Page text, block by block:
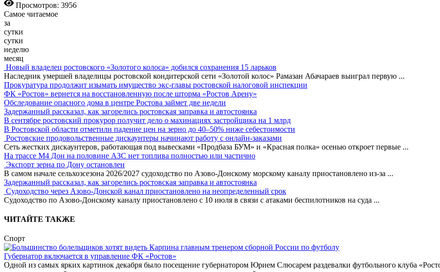
Просмотров: 3956
Самое читаемое
за
сутки
сутки
неделю
месяц
Новый владелец ростовского «Золотого колоса» добился сохранения 15 ларьков
Наследник умершей владелицы ростовской кондитерской сети «Золотой колос» Рамазан Абачараев выиграл первую ...
Прокуратура продолжит изымать имущество экс-главы ростовской налоговой инспекции
ФК «Ростов» вернется на восстановленную после шторма «Ростов Арену»
Обследование опасного дома в центре Ростова займет две недели
Задержанный рассказал, как загорелись ростовская заправка и автостоянка
В сентябре ростовский прокурор получит дело о махинациях застройщика на 1 млрд
В Ростовской области отметили падение цен на зерно до 40–50% ниже себестоимости
Ростовские продовольственные дискаунтеры начинают работу с онлайн-заказами
Сеть жестких дискаунтеров, работающая под вывесками «Продбаза БУМ» и «Красная полка» осенью откроет первые ...
На трассе М4 Дон на половине АЗС нет топлива полностью или частично
Экспорт зерна по Дону остановлен
В самом начале сельхозсезона 2026/2027 судоходство по Азово-Донскому морскому каналу приостановлено из-за ...
Задержанный рассказал, как загорелись ростовская заправка и автостоянка
Судоходство через Азово-Донской канал приостановлено на неопределенный срок
Судоходство по Азово-Донскому каналу приостановлено с 10 июля в связи с атаками беспилотников на суда ...
ЧИТАЙТЕ ТАКЖЕ
Спорт
Губернатор включается в управление ФК «Ростов»
Одной из самых ярких картинок декабря было посещение губернатором Юрием Слюсарем раздевалки футбольного клуба